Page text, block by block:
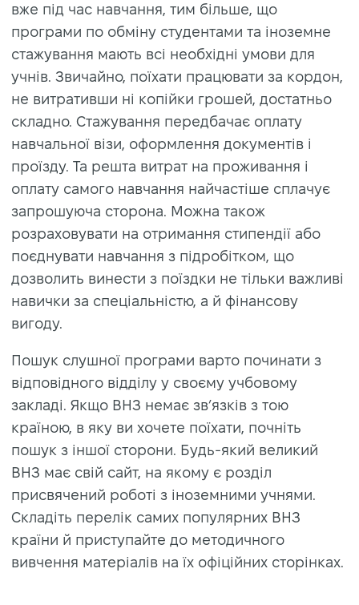
вже під час навчання, тим більше, що
програми по обміну студентами та іноземне
стажування мають всі необхідні умови для
учнів. Звичайно, поїхати працювати за кордон,
не витративши ні копійки грошей, достатньо
складно. Стажування передбачає оплату
навчальної візи, оформлення документів і
проїзду. Та решта витрат на проживання і
оплату самого навчання найчастіше сплачує
запрошуюча сторона. Можна також
розраховувати на отримання стипендії або
поєднувати навчання з підробітком, що
дозволить винести з поїздки не тільки важливі
навички за спеціальністю, а й фінансову
вигоду.
Пошук слушної програми варто починати з
відповідного відділу у своєму учбовому
закладі. Якщо ВНЗ немає зв’язків з тою
країною, в яку ви хочете поїхати, почніть
пошук з іншої сторони. Будь-який великий
ВНЗ має свій сайт, на якому є розділ
присвячений роботі з іноземними учнями.
Складіть перелік самих популярних ВНЗ
країни й приступайте до методичного
вивчення матеріалів на їх офіційних сторінках.